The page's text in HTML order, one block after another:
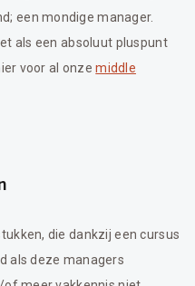
een mondige manager.
als een absoluut pluspunt
voor al onzemiddle
die dankzij een cursus
als deze managers